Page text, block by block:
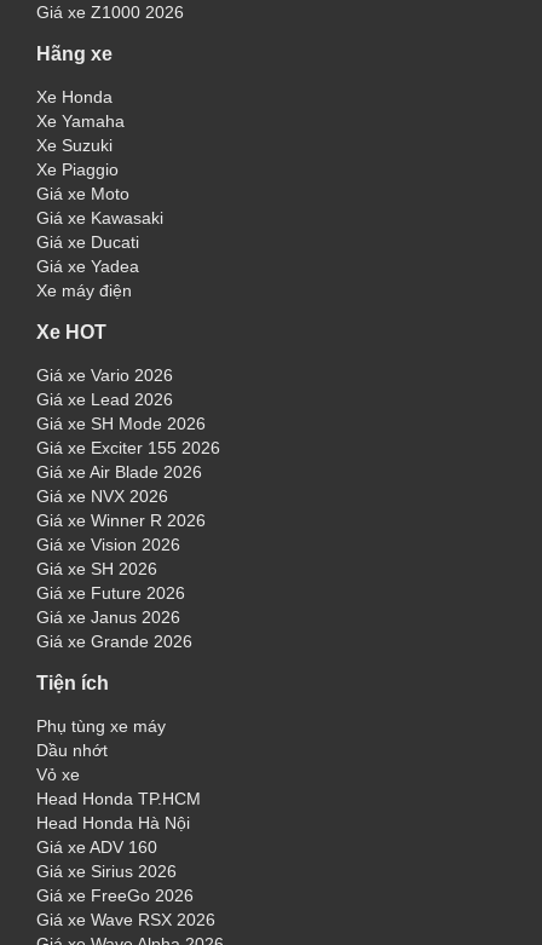
Giá xe Z1000 2026
Hãng xe
Xe Honda
Xe Yamaha
Xe Suzuki
Xe Piaggio
Giá xe Moto
Giá xe Kawasaki
Giá xe Ducati
Giá xe Yadea
Xe máy điện
Xe HOT
Giá xe Vario 2026
Giá xe Lead 2026
Giá xe SH Mode 2026
Giá xe Exciter 155 2026
Giá xe Air Blade 2026
Giá xe NVX 2026
Giá xe Winner R 2026
Giá xe Vision 2026
Giá xe SH 2026
Giá xe Future 2026
Giá xe Janus 2026
Giá xe Grande 2026
Tiện ích
Phụ tùng xe máy
Dầu nhớt
Vỏ xe
Head Honda TP.HCM
Head Honda Hà Nội
Giá xe ADV 160
Giá xe Sirius 2026
Giá xe FreeGo 2026
Giá xe Wave RSX 2026